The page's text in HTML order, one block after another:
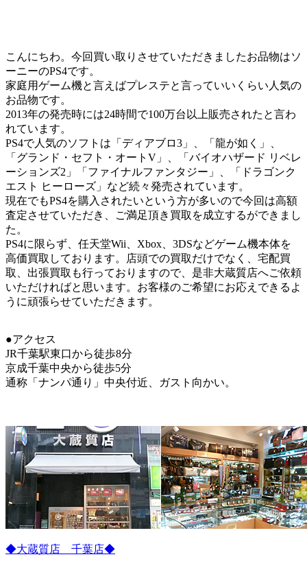
こんにちわ。今回買い取りさせていただきましたお品物はソ
ーニーのPS4です。
家庭用ゲーム機と言えばプレステと言っていいくらい人気の
お品物です。
2013年の発売時には24時間で100万台以上販売されたと言わ
れています。
PS4で人気のソフトは「ディアブロ3」、「龍が如く」、
「グランド・セフト・オートV」、「バイオハザード リベレ
ーションズ2」「ファイナルファンタジー」、「ドラゴンク
エスト ヒーローズ」など続々発売されています。
現在でもPS4を購入されたいという方が多いので今回は高額
査定させていただき、ご満足頂き買取を成立するができまし
た。
PS4に限らず、任天堂Wii、Xbox、3DSなどゲーム機本体を
高価買取しております。店頭での買取だけでなく、宅配買
取、出張買取も行っておりますので、是非大蔵質店へご依頼
いただければと思います。お客様のご希望にお応えできるよ
うに頑張らせていただきます。
●アクセス
JR千葉駅東口から徒歩8分
京成千葉中央から徒歩5分
通称「ナンパ通り」中央付近、ガスト向かい。
◆大蔵質店 千葉店◆